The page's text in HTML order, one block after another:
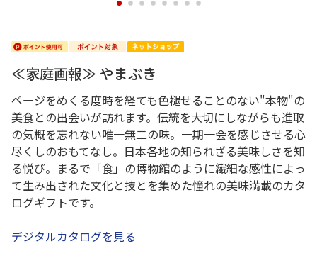
1 2 3 4 5 6 7 8
≪家庭画報≫ やまぶき
ページをめくる度時を経ても色褪せることのない"本物"の
美食との出会いが訪れます。伝統を大切にしながらも進取
の気概を忘れない唯一無二の味。一期一会を感じさせる心
尽くしのおもてなし。日本各地の知られざる美味しさを知
る悦び。まるで「食」の博物館のように繊細な感性によっ
て生み出された文化と技とを集めた憧れの美味満載のカタ
ログギフトです。
デジタルカタログを見る